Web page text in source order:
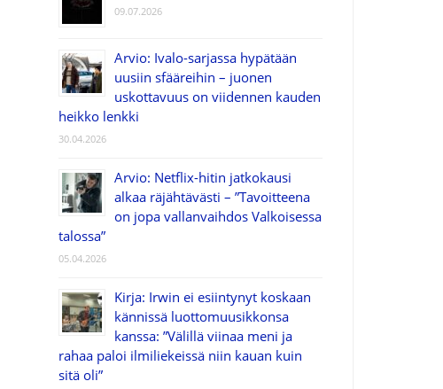
09.07.2026
Arvio: Ivalo-sarjassa hypätään
uusiin sfääreihin – juonen
uskottavuus on viidennen kauden
heikko lenkki
30.04.2026
Arvio: Netflix-hitin jatkokausi
alkaa räjähtävästi – ”Tavoitteena
on jopa vallanvaihdos Valkoisessa
talossa”
05.04.2026
Kirja: Irwin ei esiintynyt koskaan
kännissä luottomuusikkonsa
kanssa: ”Välillä viinaa meni ja
rahaa paloi ilmiliekeissä niin kauan kuin
sitä oli”